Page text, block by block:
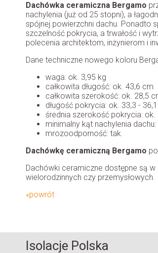
Dachówka ceramiczna Bergamo
nachylenia (już od 25 stopni), a
spójnej powierzchni dachu. Ponadto
szczelność pokrycia, a trwałość i
polecenia architektom, inżynierom i
Dane techniczne nowego koloru
waga: ok. 3,95 kg
całkowita długość: ok. 43,6 cm
całkowita szerokość: ok. 28,5
długość pokrycia: ok. 33,3 -
średnia szerokość pokrycia: ok.
minimalny kąt nachylenia dachu:
mrozoodporność: tak.
Dachówkę ceramiczną Bergamo
Dachówki ceramiczne dostępne są
wielorodzinnych czy przemysłowych.
«powrót
Isolacje Polska